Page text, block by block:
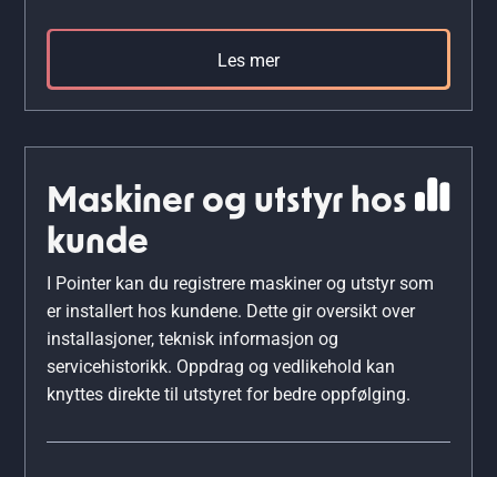
Les mer
Maskiner og utstyr hos
kunde
I Pointer kan du registrere maskiner og utstyr som
er installert hos kundene. Dette gir oversikt over
installasjoner, teknisk informasjon og
servicehistorikk. Oppdrag og vedlikehold kan
knyttes direkte til utstyret for bedre oppfølging.